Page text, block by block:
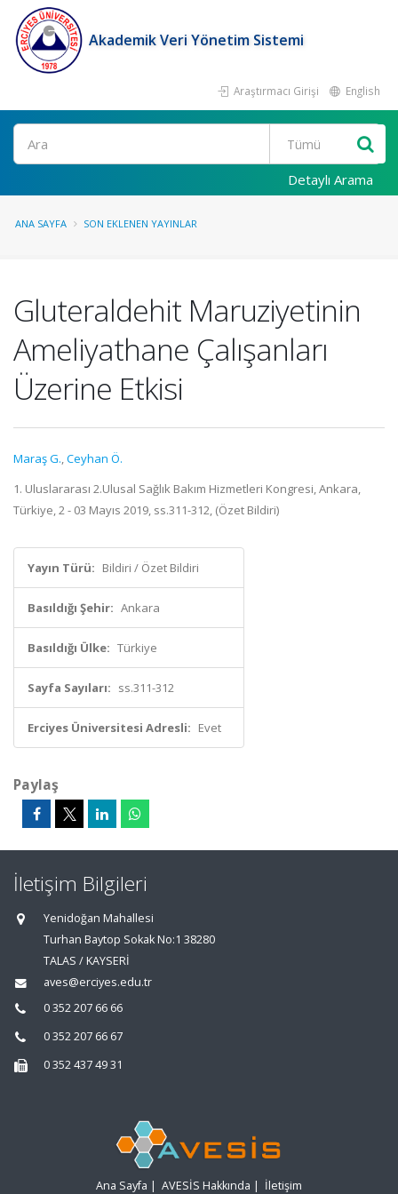
Akademik Veri Yönetim Sistemi
Araştırmacı Girişi English
Ara
Detaylı Arama
ANA SAYFA SON EKLENEN YAYINLAR
Gluteraldehit Maruziyetinin
Ameliyathane Çalışanları
Üzerine Etkisi
Maraş G.,Ceyhan Ö.
1. Uluslararası 2.Ulusal Sağlık Bakım Hizmetleri Kongresi, Ankara,
Türkiye, 2 - 03 Mayıs 2019, ss.311-312, (Özet Bildiri)
Yayın Türü: Bildiri / Özet Bildiri
Basıldığı Şehir: Ankara
Basıldığı Ülke: Türkiye
Sayfa Sayıları: ss.311-312
Erciyes Üniversitesi Adresli: Evet
Paylaş
İletişim Bilgileri
Yenidoğan Mahallesi
Turhan Baytop Sokak No:1 38280
TALAS / KAYSERİ
aves@erciyes.edu.tr
0 352 207 66 66
0 352 207 66 67
0 352 437 49 31
Ana Sayfa | AVESİS Hakkında | İletişim